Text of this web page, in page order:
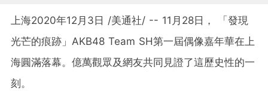
上海2020年12月3日 /美通社/ -- 11月28日， 「發現
光芒的痕跡 」 AKB48 Team SH第一屆偶像嘉年華在上
海圓滿落幕。億萬觀眾及網友共同見證了這歷史性的一
刻。